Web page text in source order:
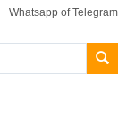
Whatsapp of Telegram